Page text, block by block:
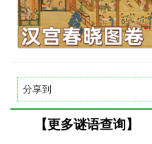
分享到
【更多谜语查询】